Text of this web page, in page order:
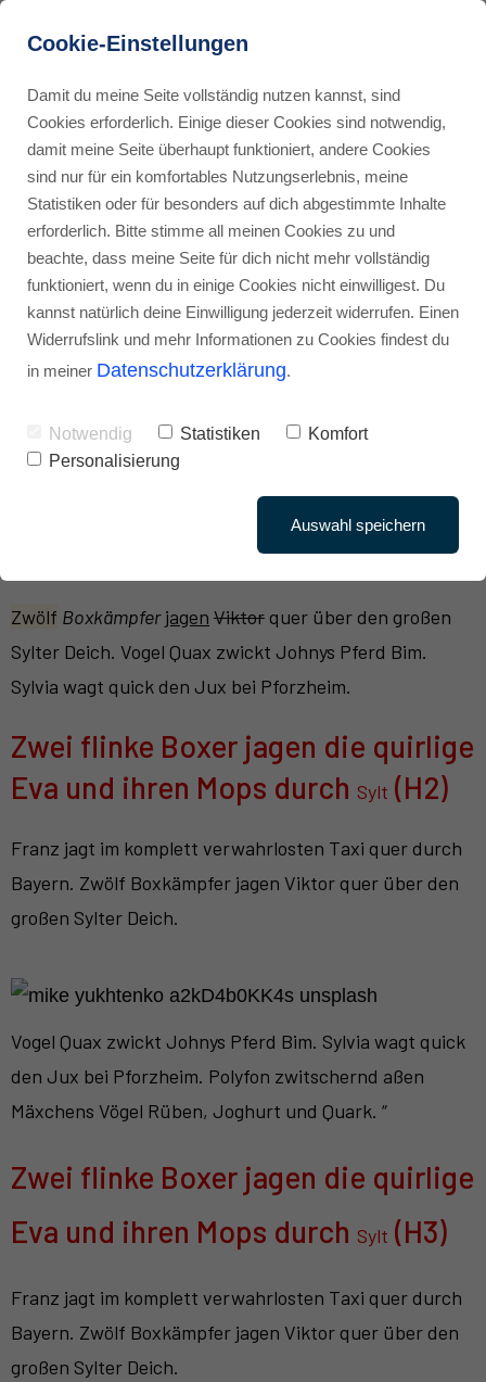
Zwei flinke Boxer jagen die quirlige
Eva und ihren Mops durch Sylt
Von Florian Reichardt
Franz jagt im komplett verwahrlostenTaxiquer durch
Zwölf Boxkämpfer jagen Viktor quer über den großen
Sylter Deich. Vogel Quax zwickt Johnys Pferd Bim.
Sylvia wagt quick den Jux bei Pforzheim.
Zwei flinke Boxer jagen die quirlige
Eva und ihren Mops durch Sylt (H2)
Franz jagt im komplett verwahrlosten Taxi quer durch
Bayern. Zwölf Boxkämpfer jagen Viktor quer über den
großen Sylter Deich.
Vogel Quax zwickt Johnys Pferd Bim. Sylvia wagt quick
den Jux bei Pforzheim. Polyfon zwitschernd aßen
Mäxchens Vögel Rüben, Joghurt und Quark. “
Zwei flinke Boxer jagen die quirlige
Eva und ihren Mops durch Sylt (H3)
Franz jagt im komplett verwahrlosten Taxi quer durch
Bayern. Zwölf Boxkämpfer jagen Viktor quer über den
großen Sylter Deich.
Cookie-Einstellungen
Damit du meine Seite vollständig nutzen kannst, sind
Cookies erforderlich. Einige dieser Cookies sind notwendig,
damit meine Seite überhaupt funktioniert, andere Cookies
sind nur für ein komfortables Nutzungserlebnis, meine
Statistiken oder für besonders auf dich abgestimmte Inhalte
erforderlich. Bitte stimme all meinen Cookies zu und
beachte, dass meine Seite für dich nicht mehr vollständig
funktioniert, wenn du in einige Cookies nicht einwilligest. Du
kannst natürlich deine Einwilligung jederzeit widerrufen. Einen
Widerrufslink und mehr Informationen zu Cookies findest du
in meiner Datenschutzerklärung.
Notwendig Statistiken
Komfort
Personalisierung
Auswahl speichern